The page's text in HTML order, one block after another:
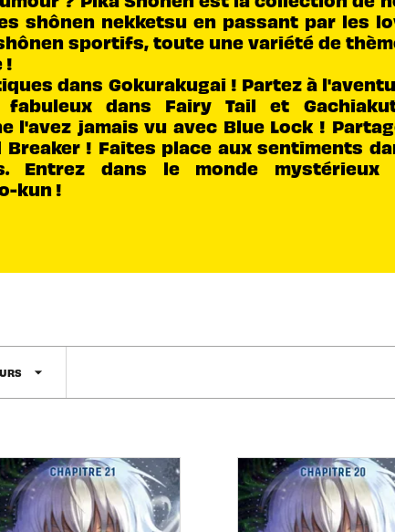
shônen nekketsu en passant par les
sportifs, toute une variété de
!
dans Gokurakugai ! Partez à
dans Fairy Tail et
l'avez jamais vu avec Blue Lock !
Breaker ! Faites place aux sentiments
Entrez dans le monde mystérieux
kun !
arrow_drop_down